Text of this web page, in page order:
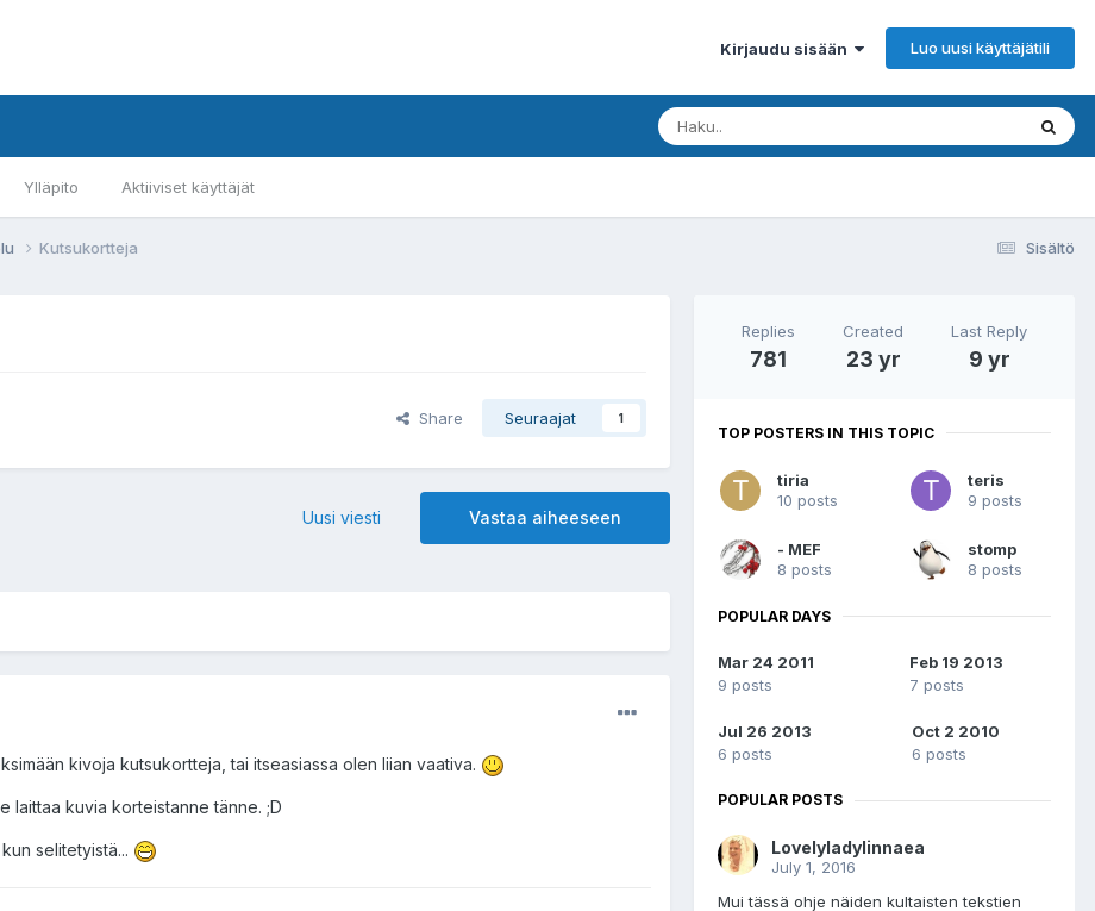
Kirjaudu sisään Luo uusi käyttäjätili
Ylläpito Aktiiviset käyttäjät
Sisältö
Kutsukortteja
Share Seuraajat 1
Vastaa aiheeseen
Uusi viesti
kivoja kutsukortteja, tai itseasiassa olen liian vaativa.
laittaa kuvia korteistanne tänne. ;D
selitetyistä...
Replies
781
Created
23 yr
Last Reply
9 yr
TOP POSTERS IN THIS TOPIC
tiria
10 posts
teris
9 posts
- MEF
8 posts
stomp
8 posts
POPULAR DAYS
Mar 24 2011
9 posts
Feb 19 2013
7 posts
Jul 26 2013
6 posts
Oct 2 2010
6 posts
POPULAR POSTS
Lovelyladylinnaea
July 1, 2016
Mui tässä ohje näiden kultaisten tekstien